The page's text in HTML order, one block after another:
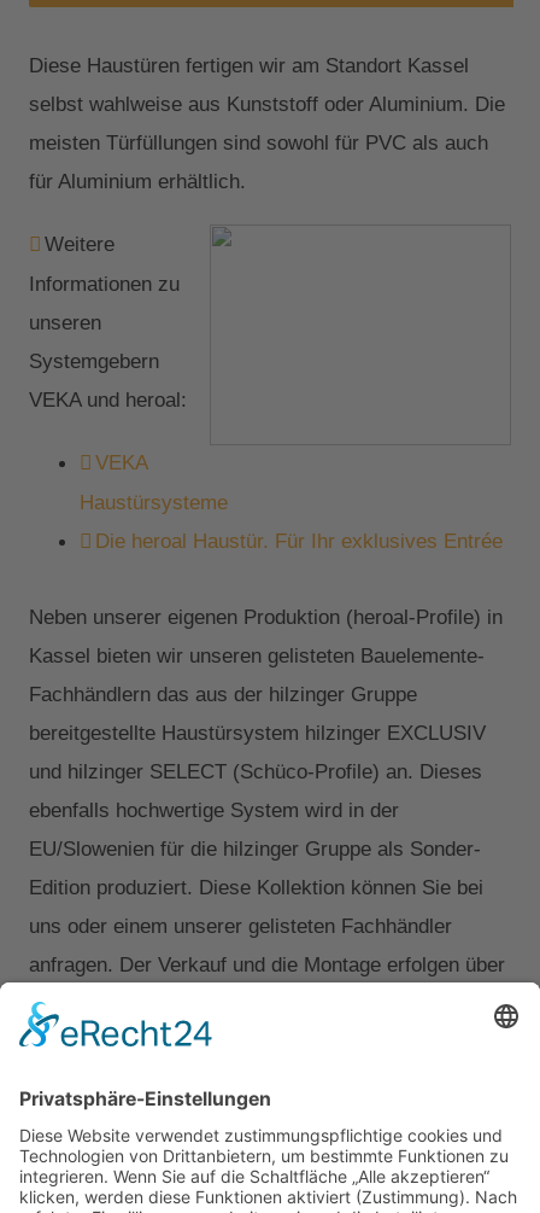
Diese Haustüren fertigen wir am Standort Kassel
selbst wahlweise aus Kunststoff oder Aluminium. Die
meisten Türfüllungen sind sowohl für PVC als auch
für Aluminium erhältlich.
Weitere
Informationen zu
unseren
Systemgebern
VEKA und heroal:
VEKA
Haustürsysteme
Die heroal Haustür. Für Ihr exklusives Entrée
Neben unserer eigenen Produktion (heroal-Profile) in
Kassel bieten wir unseren gelisteten Bauelemente-
Fachhändlern das aus der hilzinger Gruppe
bereitgestellte Haustürsystem hilzinger EXCLUSIV
und hilzinger SELECT (Schüco-Profile) an. Dieses
ebenfalls hochwertige System wird in der
EU/Slowenien für die hilzinger Gruppe als Sonder-
Edition produziert. Diese Kollektion können Sie bei
uns oder einem unserer gelisteten Fachhändler
anfragen. Der Verkauf und die Montage erfolgen über
den Fachhändler.
Walter hilzinger Fachhandel/Select-Katalog